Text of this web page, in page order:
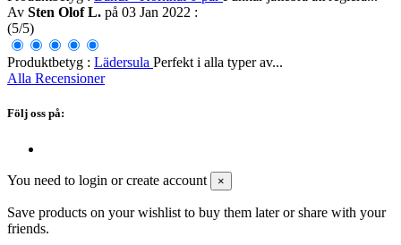
Av Sten Olof L. på 03 Jan 2022 :
(5/5)
Produktbetyg : Lädersula Perfekt i alla typer av...
Alla Recensioner
Följ oss på:
You need to login or create account ×
Save products on your wishlist to buy them later or share with your
friends.